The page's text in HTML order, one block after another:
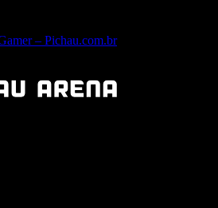
– Pichau.com.br